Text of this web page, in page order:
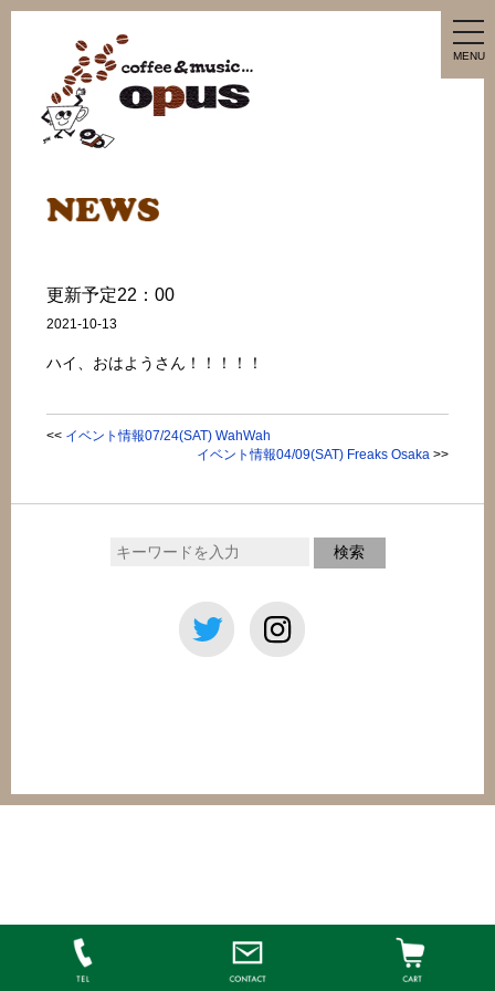
MENU
更新予定22：00
2021-10-13
ハイ、おはようさん！！！！！
<< イベント情報07/24(SAT) WahWah
イベント情報04/09(SAT) Freaks Osaka>>